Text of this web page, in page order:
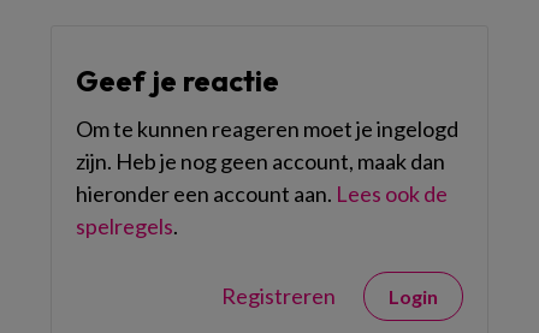
Geef je reactie
Om te kunnen reageren moet je ingelogd
zijn. Heb je nog geen account, maak dan
hieronder een account aan. Lees ook de
spelregels.
Registreren Login